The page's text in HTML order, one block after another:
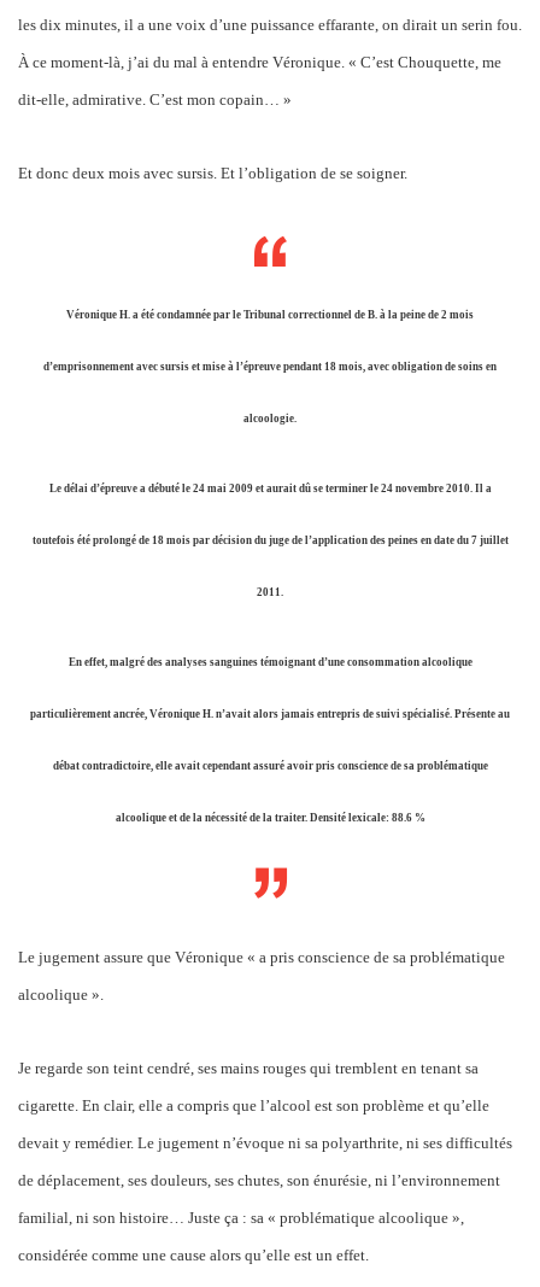
les dix minutes, il a une voix d’une puissance effarante, on dirait un serin fou.
À ce moment-là, j’ai du mal à entendre Véronique. « C’est Chouquette, me
dit-elle, admirative. C’est mon copain… »
Et donc deux mois avec sursis. Et l’obligation de se soigner.
Véronique H. a été condamnée par le Tribunal correctionnel de B. à la peine de 2 mois
d’emprisonnement avec sursis et mise à l’épreuve pendant 18 mois, avec obligation de soins en
alcoologie.
Le délai d’épreuve a débuté le 24 mai 2009 et aurait dû se terminer le 24 novembre 2010. Il a
toutefois été prolongé de 18 mois par décision du juge de l’application des peines en date du 7 juillet
2011.
En effet, malgré des analyses sanguines témoignant d’une consommation alcoolique
particulièrement ancrée, Véronique H. n’avait alors jamais entrepris de suivi spécialisé. Présente au
débat contradictoire, elle avait cependant assuré avoir pris conscience de sa problématique
alcoolique et de la nécessité de la traiter. Densité lexicale: 88.6 %
Le jugement assure que Véronique « a pris conscience de sa problématique
alcoolique ».
Je regarde son teint cendré, ses mains rouges qui tremblent en tenant sa
cigarette. En clair, elle a compris que l’alcool est son problème et qu’elle
devait y remédier. Le jugement n’évoque ni sa polyarthrite, ni ses difficultés
de déplacement, ses douleurs, ses chutes, son énurésie, ni l’environnement
familial, ni son histoire… Juste ça : sa « problématique alcoolique »,
considérée comme une cause alors qu’elle est un effet.